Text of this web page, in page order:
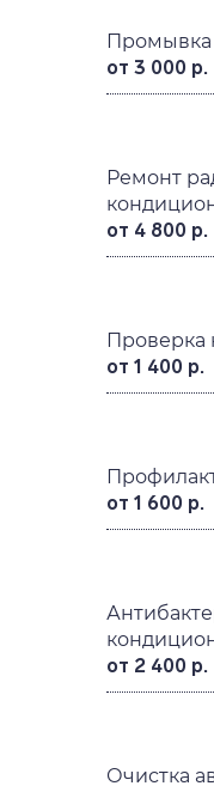
от 3 000 р.
Ремонт
от 4 800 р.
Проверка
от 1 400 р.
от 1 600 р.
от 2 400 р.
Очистка